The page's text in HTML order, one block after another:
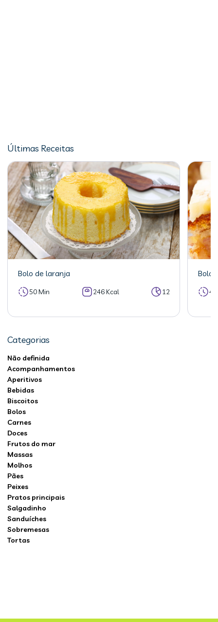
Últimas Receitas
Bolo de laranja
50 Min 246 Kcal 12
Bolo
Categorias
Não definida
Acompanhamentos
Aperitivos
Bebidas
Biscoitos
Bolos
Carnes
Doces
Frutos do mar
Massas
Molhos
Pães
Peixes
Pratos principais
Salgadinho
Sanduíches
Sobremesas
Tortas